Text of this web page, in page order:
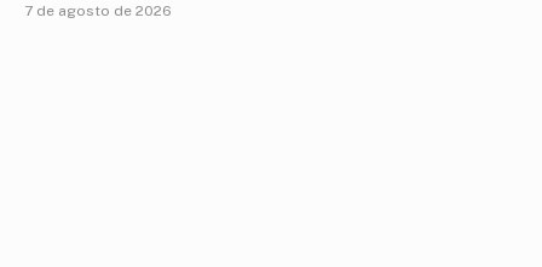
7 de agosto de 2026